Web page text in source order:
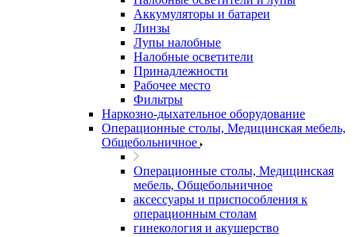
Аккумуляторы и батареи
Линзы
Лупы налобные
Налобные осветители
Принадлежности
Рабочее место
Фильтры
Наркозно-дыхательное оборудование
Операционные столы, Медицинская мебель,
Общебольничное
Операционные столы, Медицинская
мебель, Общебольничное
аксессуары и приспособления к
операционным столам
гинекология и акушерство